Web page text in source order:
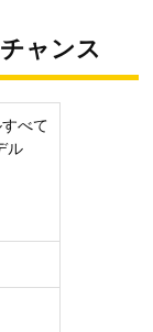
ャンス
べて
ル